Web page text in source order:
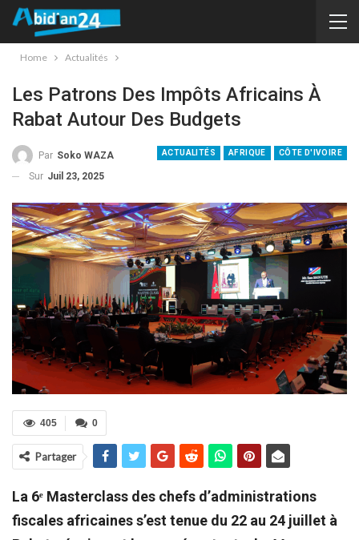
Home Actualités
Les Patrons Des Impôts Africains À
Rabat Autour Des Budgets
ACTUALITÉS AFRIQUE CÔTE D'IVOIRE
Par Soko WAZA
Sur Juil 23, 2025
0
405
Partager
La 6ᵉ Masterclass des chefs d’administrations
fiscales africaines s’est tenue du 22 au 24 juillet à